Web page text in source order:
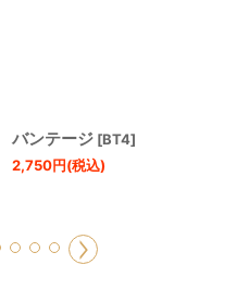
バンテージ [BT4]
2,750円(税込)